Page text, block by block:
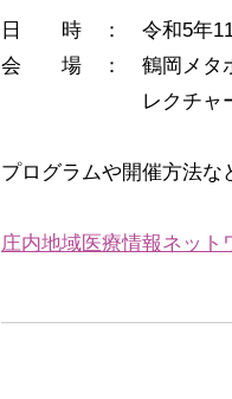
日 時 ： 令和5年11月
会 場 ： 鶴岡メタボロ
レクチャー
プログラムや開催方法な
庄内地域医療情報ネット